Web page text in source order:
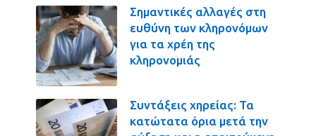
Σημαντικές αλλαγές στη
ευθύνη των κληρονόμων
για τα χρέη της
κληρονομιάς
Συντάξεις χηρείας: Τα
κατώτατα όρια μετά την